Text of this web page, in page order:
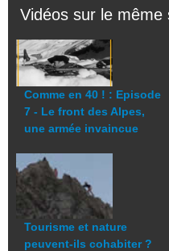
Vidéos sur le même
Comme en 40 ! : Episode
7 - Le front des Alpes,
une armée invaincue
Tourisme et nature
peuvent-ils cohabiter ?